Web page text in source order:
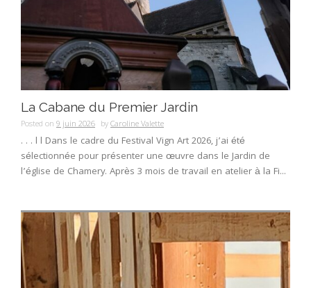
La Cabane du Premier Jardin
Posted on 9 juin 2026 byCaroline Valette
. . . l l Dans le cadre du Festival Vign Art 2026, j’ai été
sélectionnée pour présenter une œuvre dans le Jardin de
l’église de Chamery. Après 3 mois de travail en atelier à la Fi...